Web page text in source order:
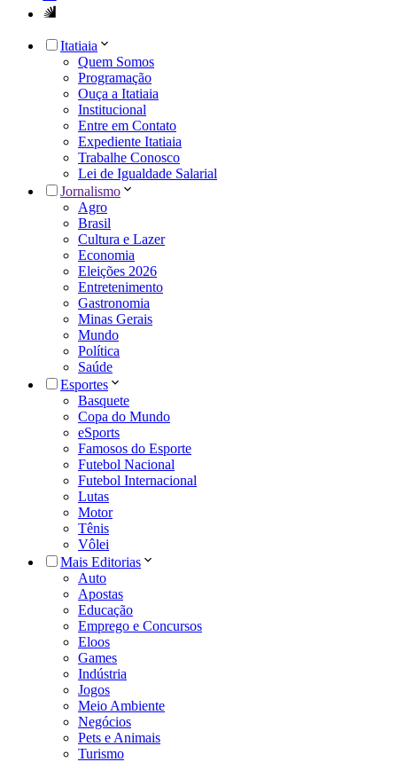
Itatiaia
Quem Somos
Programação
Ouça a Itatiaia
Institucional
Entre em Contato
Expediente Itatiaia
Trabalhe Conosco
Lei de Igualdade Salarial
Jornalismo
Agro
Brasil
Cultura e Lazer
Economia
Eleições 2026
Entretenimento
Gastronomia
Minas Gerais
Mundo
Política
Saúde
Esportes
Basquete
Copa do Mundo
eSports
Famosos do Esporte
Futebol Nacional
Futebol Internacional
Lutas
Motor
Tênis
Vôlei
Mais Editorias
Auto
Apostas
Educação
Emprego e Concursos
Eloos
Games
Indústria
Jogos
Meio Ambiente
Negócios
Pets e Animais
Turismo